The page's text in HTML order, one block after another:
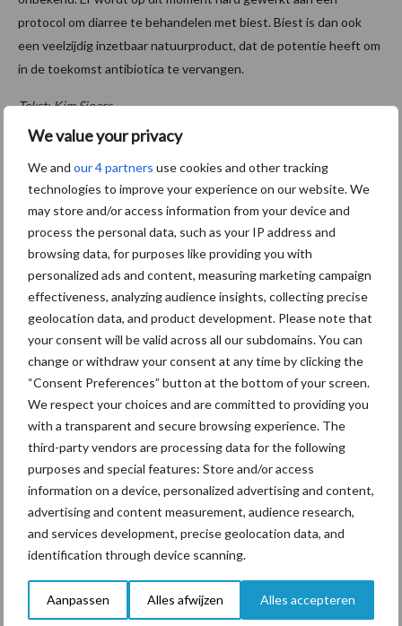
We value your privacy
We and our 4 partners use cookies and other tracking
technologies to improve your experience on our website. We
may store and/or access information from your device and
process the personal data, such as your IP address and
browsing data, for purposes like providing you with
personalized ads and content, measuring marketing campaign
effectiveness, analyzing audience insights, collecting precise
geolocation data, and product development. Please note that
your consent will be valid across all our subdomains. You can
change or withdraw your consent at any time by clicking the
“Consent Preferences” button at the bottom of your screen.
We respect your choices and are committed to providing you
with a transparent and secure browsing experience. The
third-party vendors are processing data for the following
purposes and special features: Store and/or access
information on a device, personalized advertising and content,
advertising and content measurement, audience research,
and services development, precise geolocation data, and
identification through device scanning.
Aanpassen Alles afwijzen Alles accepteren
protocol om diarree te behandelen met biest. Biest is dan ook
een veelzijdig inzetbaar natuurproduct, dat de potentie heeft om
in de toekomst antibiotica te vervangen.
Tekst: Kim Sjoers
Beeld: Kim Sjoers en aangepast uit
Unexplored Potential of Colostrum as a Preventative Treatment
and Therapy for Diarrhea in Neonatal Dairy Clalves, 2021, Carter
et al.)
Aanbevolen voor jou!
Grondstoffenmarkt blijft
grillig: droogte en
geopolitiek houden handel
in de greep
De speenhuid: een vaak
onderschatte risicofactor
voor mastitis
ForFarmers ziet volume en
marktaandeel groeien in
krimpende Nederlandse
markt